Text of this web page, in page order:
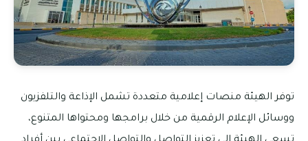
توفر الهيئة منصات إعلامية متعددة تشمل الإذاعة والتلفزيون
ووسائل الإعلام الرقمية من خلال برامجها ومحتواها المتنوع،